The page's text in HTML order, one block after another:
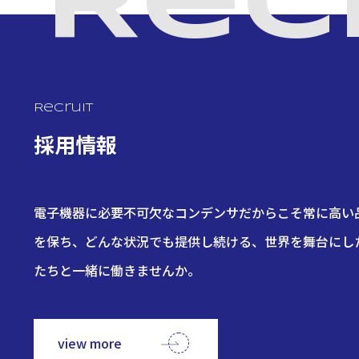
Recruit
採用情報
電子機器に必要不可欠なコンデンサだからこそ常に高い
を保ち、どんな状況でも提供し続ける、世界を舞台にし
たちと一緒に働きませんか。
view more